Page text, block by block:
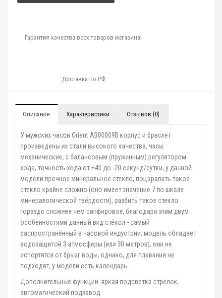
Гарантия качества всех товаров магазина!
Доставка по РФ
Описание Характеристики Отзывов (0)
У мужских часов Orient AB00009B корпус и браслет
произведены из стали высокого качества, часы
механические, с балансовым (пружинным) регулятором
хода, точность хода от +40 до -20 секунд/сутки, у данной
модели прочное минеральное стекло, поцарапать такое
стекло крайне сложно (оно имеет значение 7 по шкале
минералогической твёрдости), разбить такое стекло
гораздо сложнее чем сапфировое, благодаря этим двум
особенностями данный вид стёкол - самый
распространённый в часовой индустрии, модель обладает
водозащитой 3 атмосферы (или 30 метров), они не
испортятся от брызг воды, однако, для плавания не
подходят, у модели есть календарь.
Дополнительные функции: яркая подсветка стрелок,
автоматический подзавод.